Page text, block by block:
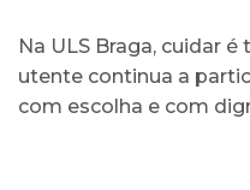
Na ULS Braga, cuidar
utente continua a
com escolha e com